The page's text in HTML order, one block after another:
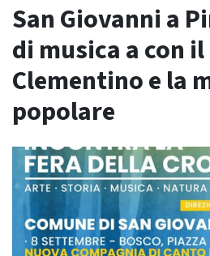
San Giovanni a
di musica a con
Clementino e la
popolare